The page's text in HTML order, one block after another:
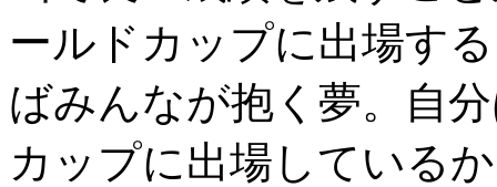
ールドカップに出場す
ばみんなが抱く夢。自
カップに出場している